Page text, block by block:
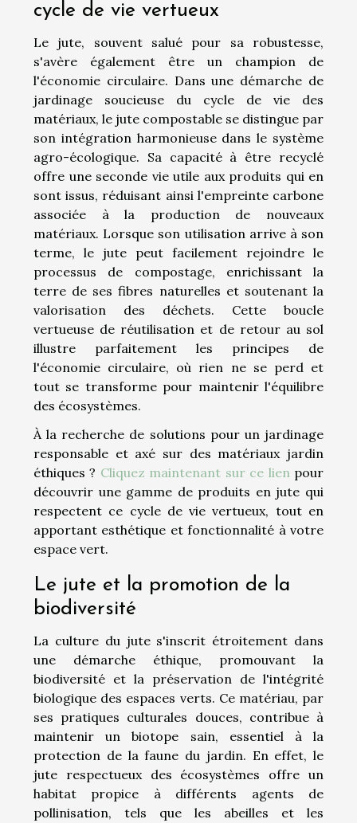
cycle de vie vertueux
Le jute, souvent salué pour sa robustesse,
s'avère également être un champion de
l'économie circulaire. Dans une démarche de
jardinage soucieuse du cycle de vie des
matériaux, le jute compostable se distingue par
son intégration harmonieuse dans le système
agro-écologique. Sa capacité à être recyclé
offre une seconde vie utile aux produits qui en
sont issus, réduisant ainsi l'empreinte carbone
associée à la production de nouveaux
matériaux. Lorsque son utilisation arrive à son
terme, le jute peut facilement rejoindre le
processus de compostage, enrichissant la
terre de ses fibres naturelles et soutenant la
valorisation des déchets. Cette boucle
vertueuse de réutilisation et de retour au sol
illustre parfaitement les principes de
l'économie circulaire, où rien ne se perd et
tout se transforme pour maintenir l'équilibre
des écosystèmes.
À la recherche de solutions pour un jardinage
responsable et axé sur des matériaux jardin
éthiques ? Cliquez maintenant sur ce lienpour
découvrir une gamme de produits en jute qui
respectent ce cycle de vie vertueux, tout en
apportant esthétique et fonctionnalité à votre
espace vert.
Le jute et la promotion de la
biodiversité
La culture du jute s'inscrit étroitement dans
une démarche éthique, promouvant la
biodiversité et la préservation de l'intégrité
biologique des espaces verts. Ce matériau, par
ses pratiques culturales douces, contribue à
maintenir un biotope sain, essentiel à la
protection de la faune du jardin. En effet, le
jute respectueux des écosystèmes offre un
habitat propice à différents agents de
pollinisation, tels que les abeilles et les